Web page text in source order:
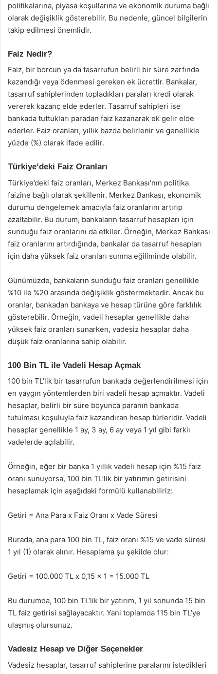
politikalarına, piyasa koşullarına ve ekonomik duruma bağlı
olarak değişiklik gösterebilir. Bu nedenle, güncel bilgilerin
takip edilmesi önemlidir.
Faiz Nedir?
Faiz, bir borcun ya da tasarrufun belirli bir süre zarfında
kazandığı veya ödenmesi gereken ek ücrettir. Bankalar,
tasarruf sahiplerinden topladıkları paraları kredi olarak
vererek kazanç elde ederler. Tasarruf sahipleri ise
bankada tuttukları paradan faiz kazanarak ek gelir elde
ederler. Faiz oranları, yıllık bazda belirlenir ve genellikle
yüzde (%) olarak ifade edilir.
Türkiye’deki Faiz Oranları
Türkiye’deki faiz oranları, Merkez Bankası’nın politika
faizine bağlı olarak şekillenir. Merkez Bankası, ekonomik
durumu dengelemek amacıyla faiz oranlarını artırıp
azaltabilir. Bu durum, bankaların tasarruf hesapları için
sunduğu faiz oranlarını da etkiler. Örneğin, Merkez Bankası
faiz oranlarını artırdığında, bankalar da tasarruf hesapları
için daha yüksek faiz oranları sunma eğiliminde olabilir.
Günümüzde, bankaların sunduğu faiz oranları genellikle
%10 ile %20 arasında değişiklik göstermektedir. Ancak bu
oranlar, bankadan bankaya ve hesap türüne göre farklılık
gösterebilir. Örneğin, vadeli hesaplar genellikle daha
yüksek faiz oranları sunarken, vadesiz hesaplar daha
düşük faiz oranlarına sahip olabilir.
100 Bin TL ile Vadeli Hesap Açmak
100 bin TL’lik bir tasarrufun bankada değerlendirilmesi için
en yaygın yöntemlerden biri vadeli hesap açmaktır. Vadeli
hesaplar, belirli bir süre boyunca paranın bankada
tutulması koşuluyla faiz kazandıran hesap türleridir. Vadeli
hesaplar genellikle 1 ay, 3 ay, 6 ay veya 1 yıl gibi farklı
vadelerde açılabilir.
Örneğin, eğer bir banka 1 yıllık vadeli hesap için %15 faiz
oranı sunuyorsa, 100 bin TL’lik bir yatırımın getirisini
hesaplamak için aşağıdaki formülü kullanabiliriz:
Getiri = Ana Para x Faiz Oranı x Vade Süresi
Burada, ana para 100 bin TL, faiz oranı %15 ve vade süresi
1 yıl (1) olarak alınır. Hesaplama şu şekilde olur:
Getiri = 100.000 TL x 0,15 x 1 = 15.000 TL
Bu durumda, 100 bin TL’lik bir yatırım, 1 yıl sonunda 15 bin
TL faiz getirisi sağlayacaktır. Yani toplamda 115 bin TL’ye
ulaşmış olursunuz.
Vadesiz Hesap ve Diğer Seçenekler
Vadesiz hesaplar, tasarruf sahiplerine paralarını istedikleri